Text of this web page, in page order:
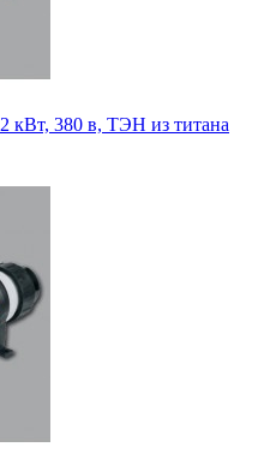
кВт, 380 в, ТЭН из титана